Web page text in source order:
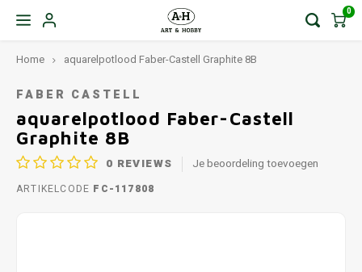
0
Home aquarelpotlood Faber-Castell Graphite 8B
FABER CASTELL
aquarelpotlood Faber-Castell
Graphite 8B
0 REVIEWS Je beoordeling toevoegen
ARTIKELCODE FC-117808